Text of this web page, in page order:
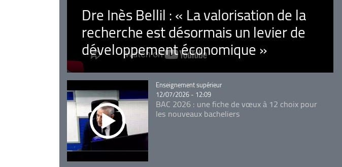
Dre Inès Bellil : « La valorisation de la
recherche est désormais un levier de
développement économique »
Catégorie
Enseignement supérieur
12/07/2026 - 12:09
BAC 2026 : une fiche de vœux à 12 choix pour
les nouveaux bacheliers